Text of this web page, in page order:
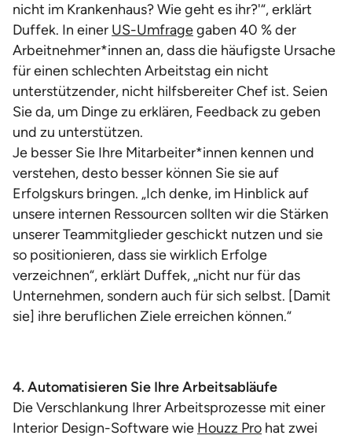
nicht im Krankenhaus? Wie geht es ihr?'“, erklärt
Duffek. In einer US-Umfragegaben 40 % der
Arbeitnehmer*innen an, dass die häufigste Ursache
für einen schlechten Arbeitstag ein nicht
unterstützender, nicht hilfsbereiter Chef ist. Seien
Sie da, um Dinge zu erklären, Feedback zu geben
und zu unterstützen.
Je besser Sie Ihre Mitarbeiter*innen kennen und
verstehen, desto besser können Sie sie auf
Erfolgskurs bringen. „Ich denke, im Hinblick auf
unsere internen Ressourcen sollten wir die Stärken
unserer Teammitglieder geschickt nutzen und sie
so positionieren, dass sie wirklich Erfolge
verzeichnen“, erklärt Duffek, „nicht nur für das
Unternehmen, sondern auch für sich selbst. [Damit
sie] ihre beruflichen Ziele erreichen können.“
4. Automatisieren Sie Ihre Arbeitsabläufe
Die Verschlankung Ihrer Arbeitsprozesse mit einer
Interior Design-Software wie Houzz Pro hat zwei